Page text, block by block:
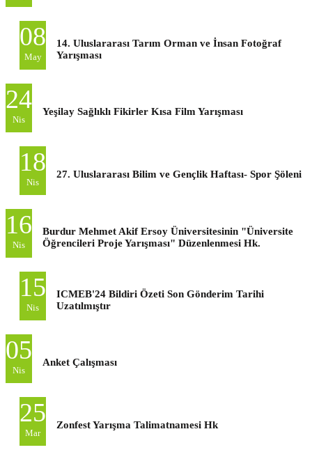
08
May
14. Uluslararası Tarım Orman ve İnsan Fotoğraf
Yarışması
24
Nis
Yeşilay Sağlıklı Fikirler Kısa Film Yarışması
18
Nis
27. Uluslararası Bilim ve Gençlik Haftası- Spor Şöleni
16
Nis
Burdur Mehmet Akif Ersoy Üniversitesinin "Üniversite
Öğrencileri Proje Yarışması" Düzenlenmesi Hk.
15
Nis
ICMEB'24 Bildiri Özeti Son Gönderim Tarihi
Uzatılmıştır
05
Nis
Anket Çalışması
25
Mar
Zonfest Yarışma Talimatnamesi Hk